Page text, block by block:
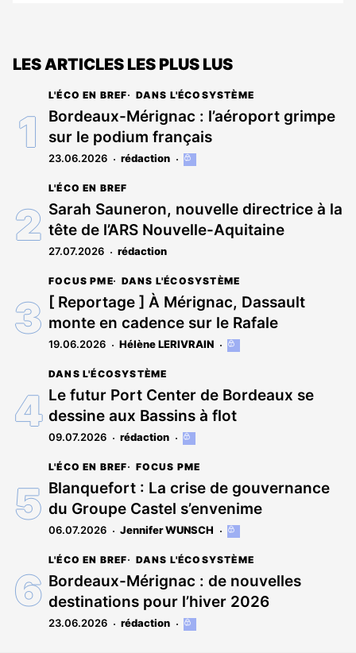
LES ARTICLES LES PLUS LUS
L'ÉCO EN BREF DANS L'ÉCOSYSTÈME
Bordeaux-Mérignac : l’aéroport grimpe
sur le podium français
23.06.2026 rédaction
Cet
réservé
abonnés
L'ÉCO EN BREF
Sarah Sauneron, nouvelle directrice à la
tête de l’ARS Nouvelle-Aquitaine
27.07.2026 rédaction
FOCUS PME DANS L'ÉCOSYSTÈME
[ Reportage ] À Mérignac, Dassault
monte en cadence sur le Rafale
19.06.2026 Hélène LERIVRAIN
Cet
réservé
abonnés
DANS L'ÉCOSYSTÈME
Le futur Port Center de Bordeaux se
dessine aux Bassins à flot
09.07.2026 rédaction
Cet
est
réservé
abonnés
L'ÉCO EN BREF FOCUS PME
Blanquefort : La crise de gouvernance
du Groupe Castel s’envenime
06.07.2026 Jennifer WUNSCH
Cet
est
réservé
abonnés
L'ÉCO EN BREF DANS L'ÉCOSYSTÈME
Bordeaux-Mérignac : de nouvelles
destinations pour l’hiver 2026
23.06.2026 rédaction
Cet